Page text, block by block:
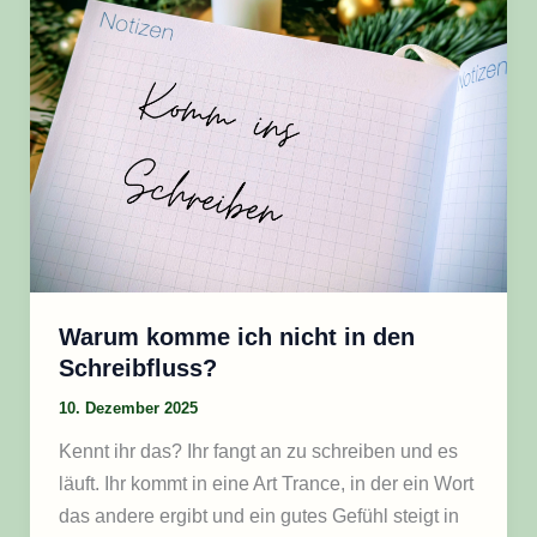
Warum komme ich nicht in den
Schreibfluss?
10. Dezember 2025
Kennt ihr das? Ihr fangt an zu schreiben und es
läuft. Ihr kommt in eine Art Trance, in der ein Wort
das andere ergibt und ein gutes Gefühl steigt in
ich
nicht
in
den
Schreibfluss?